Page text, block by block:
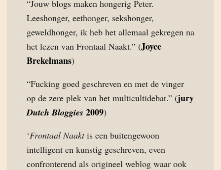
“Jouw blogs maken hongerig Peter.
Leeshonger, eethonger, sekshonger,
geweldhonger, ik heb het allemaal gekregen na
het lezen van Frontaal Naakt.” (Joyce
Brekelmans)
“Fucking goed geschreven en met de vinger
op de zere plek van het multicultidebat.” (jury
Dutch Bloggies 2009)
‘Frontaal Naaktis een buitengewoon
intelligent en kunstig geschreven, even
confronterend als origineel weblog waar ook